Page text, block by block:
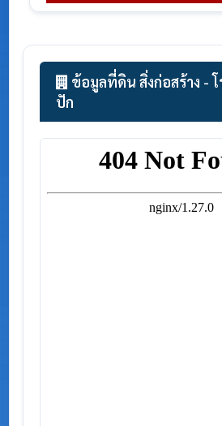
ข้อมูลที่ดิน สิ่งก่อสร้าง - โ
ปัก